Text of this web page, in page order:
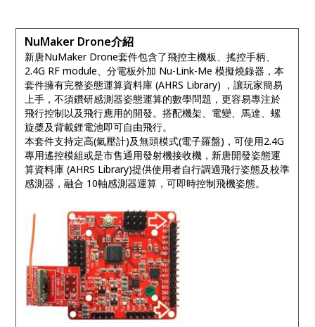
NuMaker Drone介紹
新唐NuMaker Drone套件包含了飛控主機板、搖控手柄、
2.4G RF module、分電板外加 Nu-Link-Me模擬燒錄器，本
套件擁有完整姿態運算資料庫 (AHRS Library) ，讓玩家簡易
上手，不須鑽研感測器姿態運算的數學問題，更容易專注於
飛行控制以及飛行應用的開發。搭配機架、電變、馬達、螺
旋槳及背載鋰電池即可自由飛行。
本套件支持定高(氣壓計)及無頭模式(電子羅盤) ，可使用2.4G
專用遙控模組或是市售通用發射機接收機，新唐開發姿態運
算資料庫 (AHRS Library)提供使用者自行調適飛行姿態及校準
感測器，融合 10軸感測器運算，可即時控制飛機姿態。